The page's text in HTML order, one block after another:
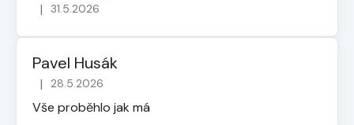
Hodnocení obchodu je 5 z 5 hvězdiček.
| 31.5.2026
Pavel Husák
Hodnocení obchodu je 5 z 5 hvězdiček.
| 28.5.2026
Vše proběhlo jak má